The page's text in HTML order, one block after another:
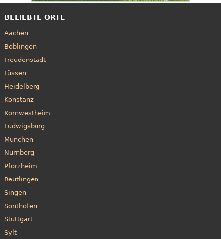
BELIEBTE ORTE
Aachen
Böblingen
Freudenstadt
Füssen
Heidelberg
Konstanz
Kornwestheim
Ludwigsburg
München
Nürnberg
Pforzheim
Reutlingen
Singen
Sonthofen
Stuttgart
Sylt